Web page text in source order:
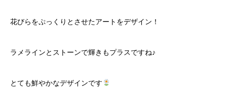
花びらをぷっくりとさせたアートをデザイン！
ラメラインとストーンで輝きもプラスですね♪
とても鮮やかなデザインです